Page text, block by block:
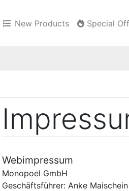
New Products Special
Webimpressum
Monopoel GmbH
Geschäftsführer: Anke Maischein